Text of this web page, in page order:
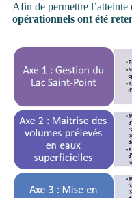
Afin de permettre l’atteinte
opérationnels ont été